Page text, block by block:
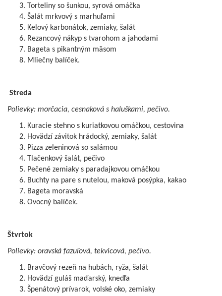
Torteliny so šunkou, syrová omáčka
Šalát mrkvový s marhuľami
Kelový karbonátok, zemiaky, šalát
Rezancový nákyp s tvarohom a jahodami
Bageta s pikantným mäsom
Mliečny balíček.
Streda
Polievky: morčacia, cesnaková s haluškami, pečivo.
Kuracie stehno s kuriatkovou omáčkou, cestovina
Hovädzí závitok hrádocký, zemiaky, šalát
Pizza zeleninová so salámou
Tlačenkový šalát, pečivo
Pečené zemiaky s paradajkovou omáčkou
Buchty na pare s nutelou, maková posýpka, kakao
Bageta moravská
Ovocný balíček.
Štvrtok
Polievky: oravská fazuľová, tekvicová, pečivo.
Bravčový rezeň na hubách, ryža, šalát
Hovädzí guláš maďarský, knedľa
Špenátový prívarok, volské oko, zemiaky